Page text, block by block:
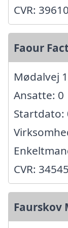
CVR:
Faour
Mødalvej
Ansatte: 0
Startdato:
CVR:
Faurskov